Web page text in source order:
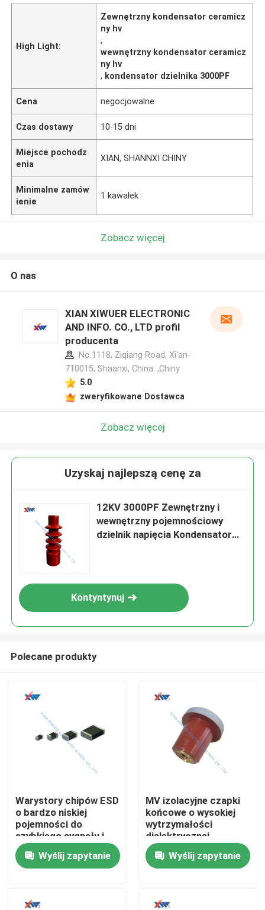
Dom
Produkty
Pokaz VR
High Light:
Zewnętrzny kondensator ceramicz
ny hv
,
wewnętrzny kondensator ceramicz
ny hv
, kondensator dzielnika 3000PF
Cena negocjowalne
Czas dostawy 10-15 dni
Miejsce pochodz
enia
XIAN, SHANNXI CHINY
Minimalne zamów
ienie
1 kawałek
Zobacz więcej
O nas
XIAN XIWUER ELECTRONIC
AND INFO. CO., LTD profil
producenta
No.1118, Ziqiang Road, Xi'an-
710015, Shaanxi, China. ,Chiny
5.0
zweryfikowane Dostawca
Zobacz więcej
Uzyskaj najlepszą cenę za
12KV 3000PF Zewnętrzny i
wewnętrzny pojemnościowy
dzielnik napięcia Kondensator
Kontyntynuj
Polecane produkty
Warystory chipów ESD
o bardzo niskiej
pojemności do
szybkiego sygnału i
ochrony obwodów
samochodowych
Wyślij zapytanie
MV izolacyjne czapki
końcowe o wysokiej
wytrzymałości
dielektrycznej,
odporne na
promieniowanie UV i
odporne na wilgoć dla
Wyślij zapytanie